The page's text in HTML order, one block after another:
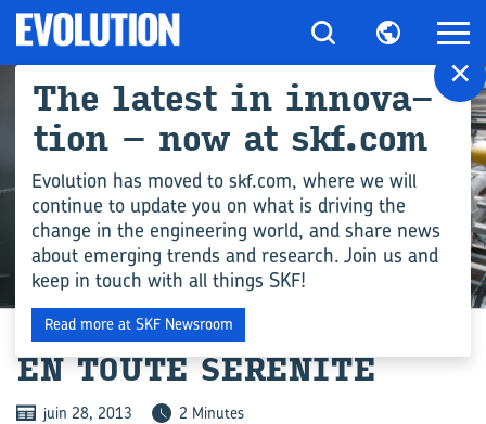
INDUSTRIE
EN TOUTE SÉ­RÉ­NI­TÉ
juin 28, 2013 2 Minutes
×
The la­test in in­no­va­
tion – now at skf.com
Evolution has moved to skf.com, where we will
continue to update you on what is driving the
change in the engineering world, and share news
about emerging trends and research. Join us and
keep in touch with all things SKF!
Read more at SKF Newsroom